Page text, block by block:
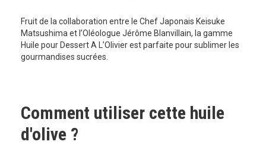
Fruit de la collaboration entre le Chef Japonais Keisuke
Matsushima et l’Oléologue Jérôme Blanvillain, la gamme
Huile pour Dessert A L’Olivier est parfaite pour sublimer les
gourmandises sucrées.
Comment utiliser cette huile
d'olive ?